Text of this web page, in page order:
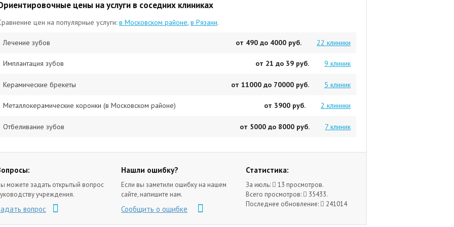
цены на услуги в соседних клиниках
цен на популярные услуги: в Московском районе, в Рязани.
Лечение зубов 22 клиники
от 490 до 4000 руб.
Имплантация зубов 9 клиник
от 21 до 39 руб.
Керамические брекеты 5 клиник
от 11000 до 70000 руб.
Металлокерамические коронки (в Московском районе) 2 клиники
от 3900 руб.
Отбеливание зубов 7 клиник
от 5000 до 8000 руб.
можете задать открытый вопрос
учреждения.
вопрос
Нашли ошибку?
Если вы заметили ошибку на нашем
сайте, напишите нам.
Сообщить о ошибке
Статистика:
За июль:
13 просмотров.
Всего просмотров:
35433.
Последнее обновление:
241014